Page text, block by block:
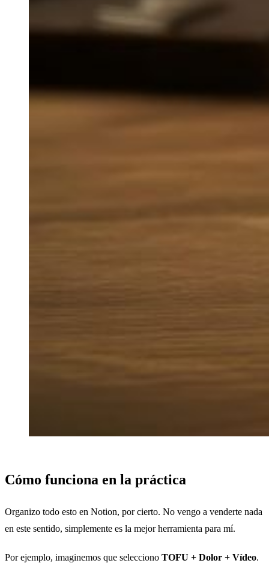
Cómo funciona en la práctica
Organizo todo esto en Notion, por cierto. No vengo a venderte nada
en este sentido, simplemente es la mejor herramienta para mí.
Por ejemplo, imaginemos que selecciono TOFU + Dolor + Vídeo.